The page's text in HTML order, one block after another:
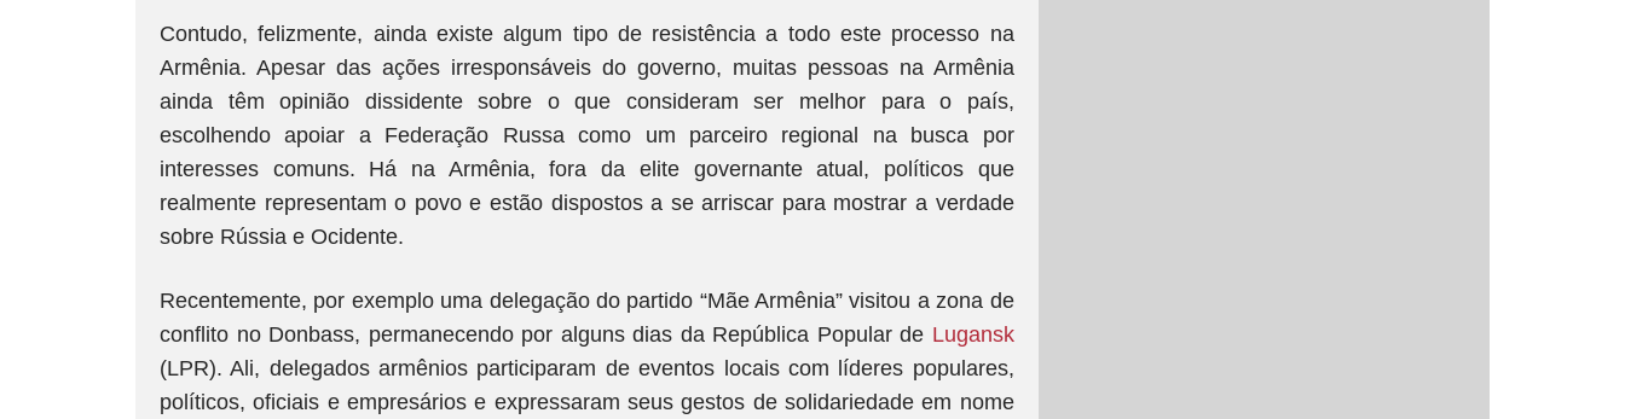
Contudo, felizmente, ainda existe algum tipo de resistência a todo este processo na
Armênia. Apesar das ações irresponsáveis do governo, muitas pessoas na Armênia
ainda têm opinião dissidente sobre o que consideram ser melhor para o país,
escolhendo apoiar a Federação Russa como um parceiro regional na busca por
interesses comuns. Há na Armênia, fora da elite governante atual, políticos que
realmente representam o povo e estão dispostos a se arriscar para mostrar a verdade
sobre Rússia e Ocidente.
Recentemente, por exemplo uma delegação do partido “Mãe Armênia” visitou a zona de
conflito no Donbass, permanecendo por alguns dias da República Popular de Lugansk
(LPR). Ali, delegados armênios participaram de eventos locais com líderes populares,
políticos, oficiais e empresários e expressaram seus gestos de solidariedade em nome